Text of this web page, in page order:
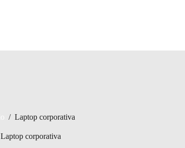
/ Laptop corporativa
Laptop corporativa